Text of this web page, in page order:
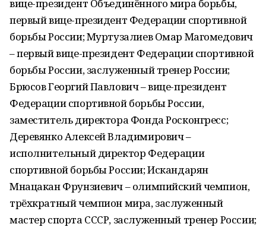
вице-президент Объединённого мира борьбы,
первый вице-президент Федерации спортивной
борьбы России; Муртузалиев Омар Магомедович
– первый вице-президент Федерации спортивной
борьбы России, заслуженный тренер России;
Брюсов Георгий Павлович – вице-президент
Федерации спортивной борьбы России,
заместитель директора Фонда Росконгресс;
Деревянко Алексей Владимирович –
исполнительный директор Федерации
спортивной борьбы России; Искандарян
Мнацакан Фрунзиевич – олимпийский чемпион,
трёхкратный чемпион мира, заслуженный
мастер спорта СССР, заслуженный тренер России;